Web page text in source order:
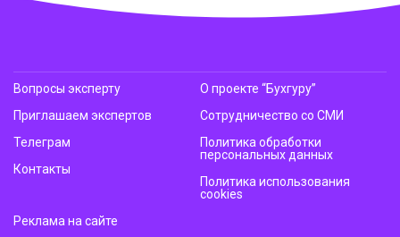
Вопросы эксперту
Приглашаем экспертов
Телеграм
Контакты
О проекте “Бухгуру”
Сотрудничество со СМИ
Политика обработки
персональных данных
Политика использования
cookies
Реклама на сайте